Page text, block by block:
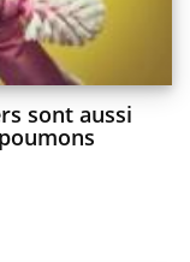
sont aussi